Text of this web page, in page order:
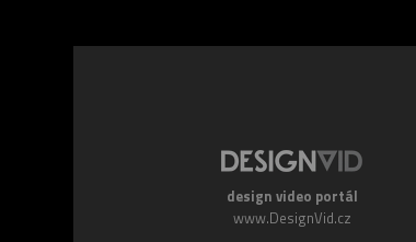
design video portál
www.DesignVid.cz